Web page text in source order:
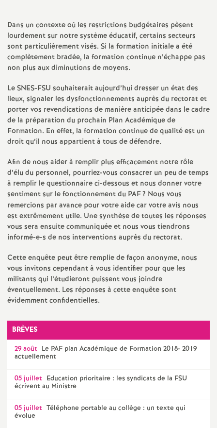
a
t
i
o
n
a
l
d
e
s
E
n
e
g
n
Dans un contexte où les restrictions budgétaires pèsent
lourdement sur notre système éducatif, certains secteurs
sont particulièrement visés. Si la formation initiale a été
complètement bradée, la formation continue n’échappe pas
non plus aux diminutions de moyens.
LeSNES-FSU souhaiterait aujourd’hui dresser un état des
lieux, signaler les dysfonctionnements auprès du rectorat et
porter vos revendications de manière anticipée dans le cadre
de la préparation du prochain Plan Académique de
Formation. En effet, la formation continue de qualité est un
droit qu’il nous appartient à tous de défendre.
Afin de nous aider à remplir plus efficacement notre rôle
d’élu du personnel, pourriez-vous consacrer un peu de temps
à remplir le questionnaire ci-dessous et nous donner votre
sentiment sur le fonctionnement du PAF? Nous vous
remercions par avance pour votre aide car votre avis nous
est extrêmement utile. Une synthèse de toutes les réponses
vous sera ensuite communiquée et nous vous tiendrons
informé-e-s de nos interventions auprès du rectorat.
Cette enquête peut être remplie de façon anonyme, nous
vous invitons cependant à vous identifier pour que les
militants qui l’étudieront puissent vous joindre
éventuellement. Les réponses à cette enquête sont
évidemment confidentielles.
BRÈVES
29 août Le PAF plan Académique de Formation 2018- 2019
actuellement
05 juillet Education prioritaire : les syndicats de la FSU
écrivent au Ministre
05 juillet Téléphone portable au collège : un texte qui
évolue